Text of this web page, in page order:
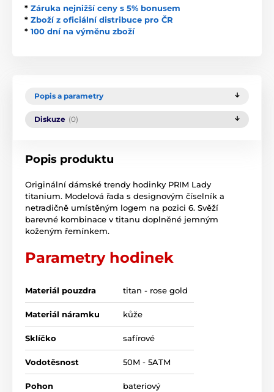
* Záruka nejnižší ceny s 5% bonusem
* Zboží z oficiální distribuce pro ČR
* 100 dní na výměnu zboží
Popis a parametry
Diskuze (0)
Popis produktu
Originální dámské trendy hodinky PRIM Lady
titanium. Modelová řada s designovým číselník a
netradičně umístěným logem na pozici 6. Svěží
barevné kombinace v titanu doplněné jemným
koženým řemínkem.
Parametry hodinek
Materiál pouzdra titan - rose gold
Materiál náramku kůže
Sklíčko safírové
Vodotěsnost 50M - 5ATM
Pohon bateriový